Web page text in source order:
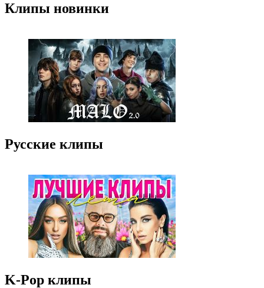
Клипы новинки
Русские клипы
K-Pop клипы